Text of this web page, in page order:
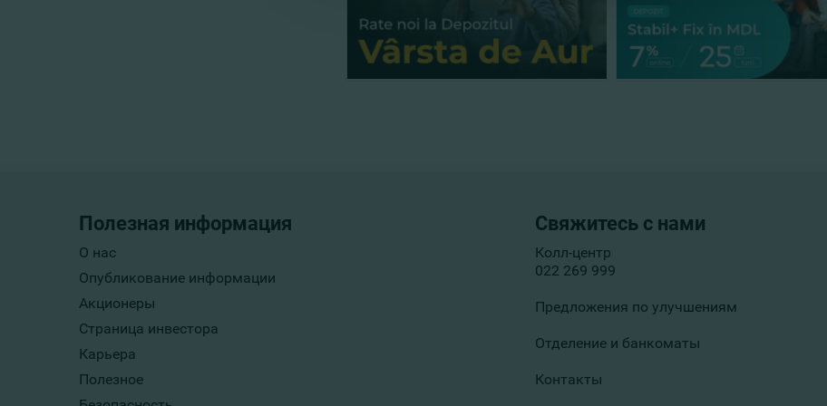
Полезная информация
О нас
Опубликование информации
Акционеры
Страница инвестора
Карьера
Полезное
Свяжитесь с нами
Колл-центр
022 269 999
Предложения по улучшениям
Отделение и банкоматы
Контакты